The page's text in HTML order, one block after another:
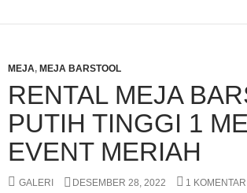
MEJA, MEJA BARSTOOL
RENTAL MEJA
PUTIH TINGGI 1
EVENT MERIAH
GALERI DESEMBER 28, 2022 1 KOMENTAR